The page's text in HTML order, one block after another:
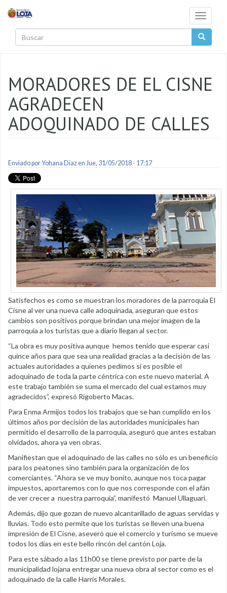
Toggle
MORADORES DE EL CISNE
AGRADECEN
ADOQUINADO DE CALLES
Enviado porYohana Diazen Jue, 31/05/2018 - 17:17
Satisfechos es como se muestran los moradores de la parroquia El
Cisne al ver una nueva calle adoquinada, aseguran que estos
cambios son positivos porque brindan una mejor imagen de la
parroquia a los turistas que a diario llegan al sector.
“La obra es muy positiva aunque hemos tenido que esperar casi
quince años para que sea una realidad gracias a la decisión de las
actuales autoridades a quienes pedimos si es posible el
adoquinado de toda la parte céntrica con este nuevo material. A
este trabajo también se suma el mercado del cual estamos muy
agradecidos”, expresó Rigoberto Macas.
Para Enma Armijos todos los trabajos que se han cumplido en los
últimos años por decisión de las autoridades municipales han
permitido el desarrollo de la parroquia, aseguró que antes estaban
olvidados, ahora ya ven obras.
Manifiestan que el adoquinado de las calles no sólo es un beneficio
para los peatones sino también para la organización de los
comerciantes. “Ahora se ve muy bonito, aunque nos toca pagar
impuestos, aportaremos con lo que nos corresponde con el afán
de ver crecer a nuestra parroquia”, manifestó Manuel Ullaguari.
Además, dijo que gozan de nuevo alcantarillado de aguas servidas y
lluvias. Todo esto permite que los turistas se lleven una buena
impresión de El Cisne, aseveró que el comercio y turismo se mueve
todos los días en este bello rincón del cantón Loja.
Para este sábado a las 11h00 se tiene previsto por parte de la
municipalidad lojana entregar una nueva obra al sector como es el
adoquinado de la calle Harris Morales.